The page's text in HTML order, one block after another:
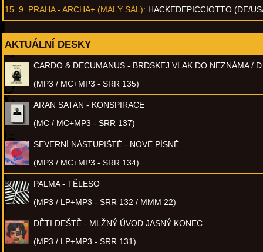
15. 9. PRAHA - ARCHA+ (MALÝ SÁL): HACKEDEPICCIOTTO (DE/
AKTUÁLNÍ DESKY
CARDO & DECUMANUS - BRDSKEJ VLAK DO NEZNÁMA /
(MP3 / MC+MP3 - SRR 135)
ARAN SATAN - KONSPIRACE
(MC / MC+MP3 - SRR 137)
SEVERNÍ NÁSTUPIŠTĚ - NOVÉ PÍSNĚ
(MP3 / MC+MP3 - SRR 134)
PALMA - TĚLESO
(MP3 / LP+MP3 - SRR 132 / MMM 22)
DĚTI DEŠTĚ - MLŽNÝ ÚVOD JASNÝ KONEC
(MP3 / LP+MP3 - SRR 131)